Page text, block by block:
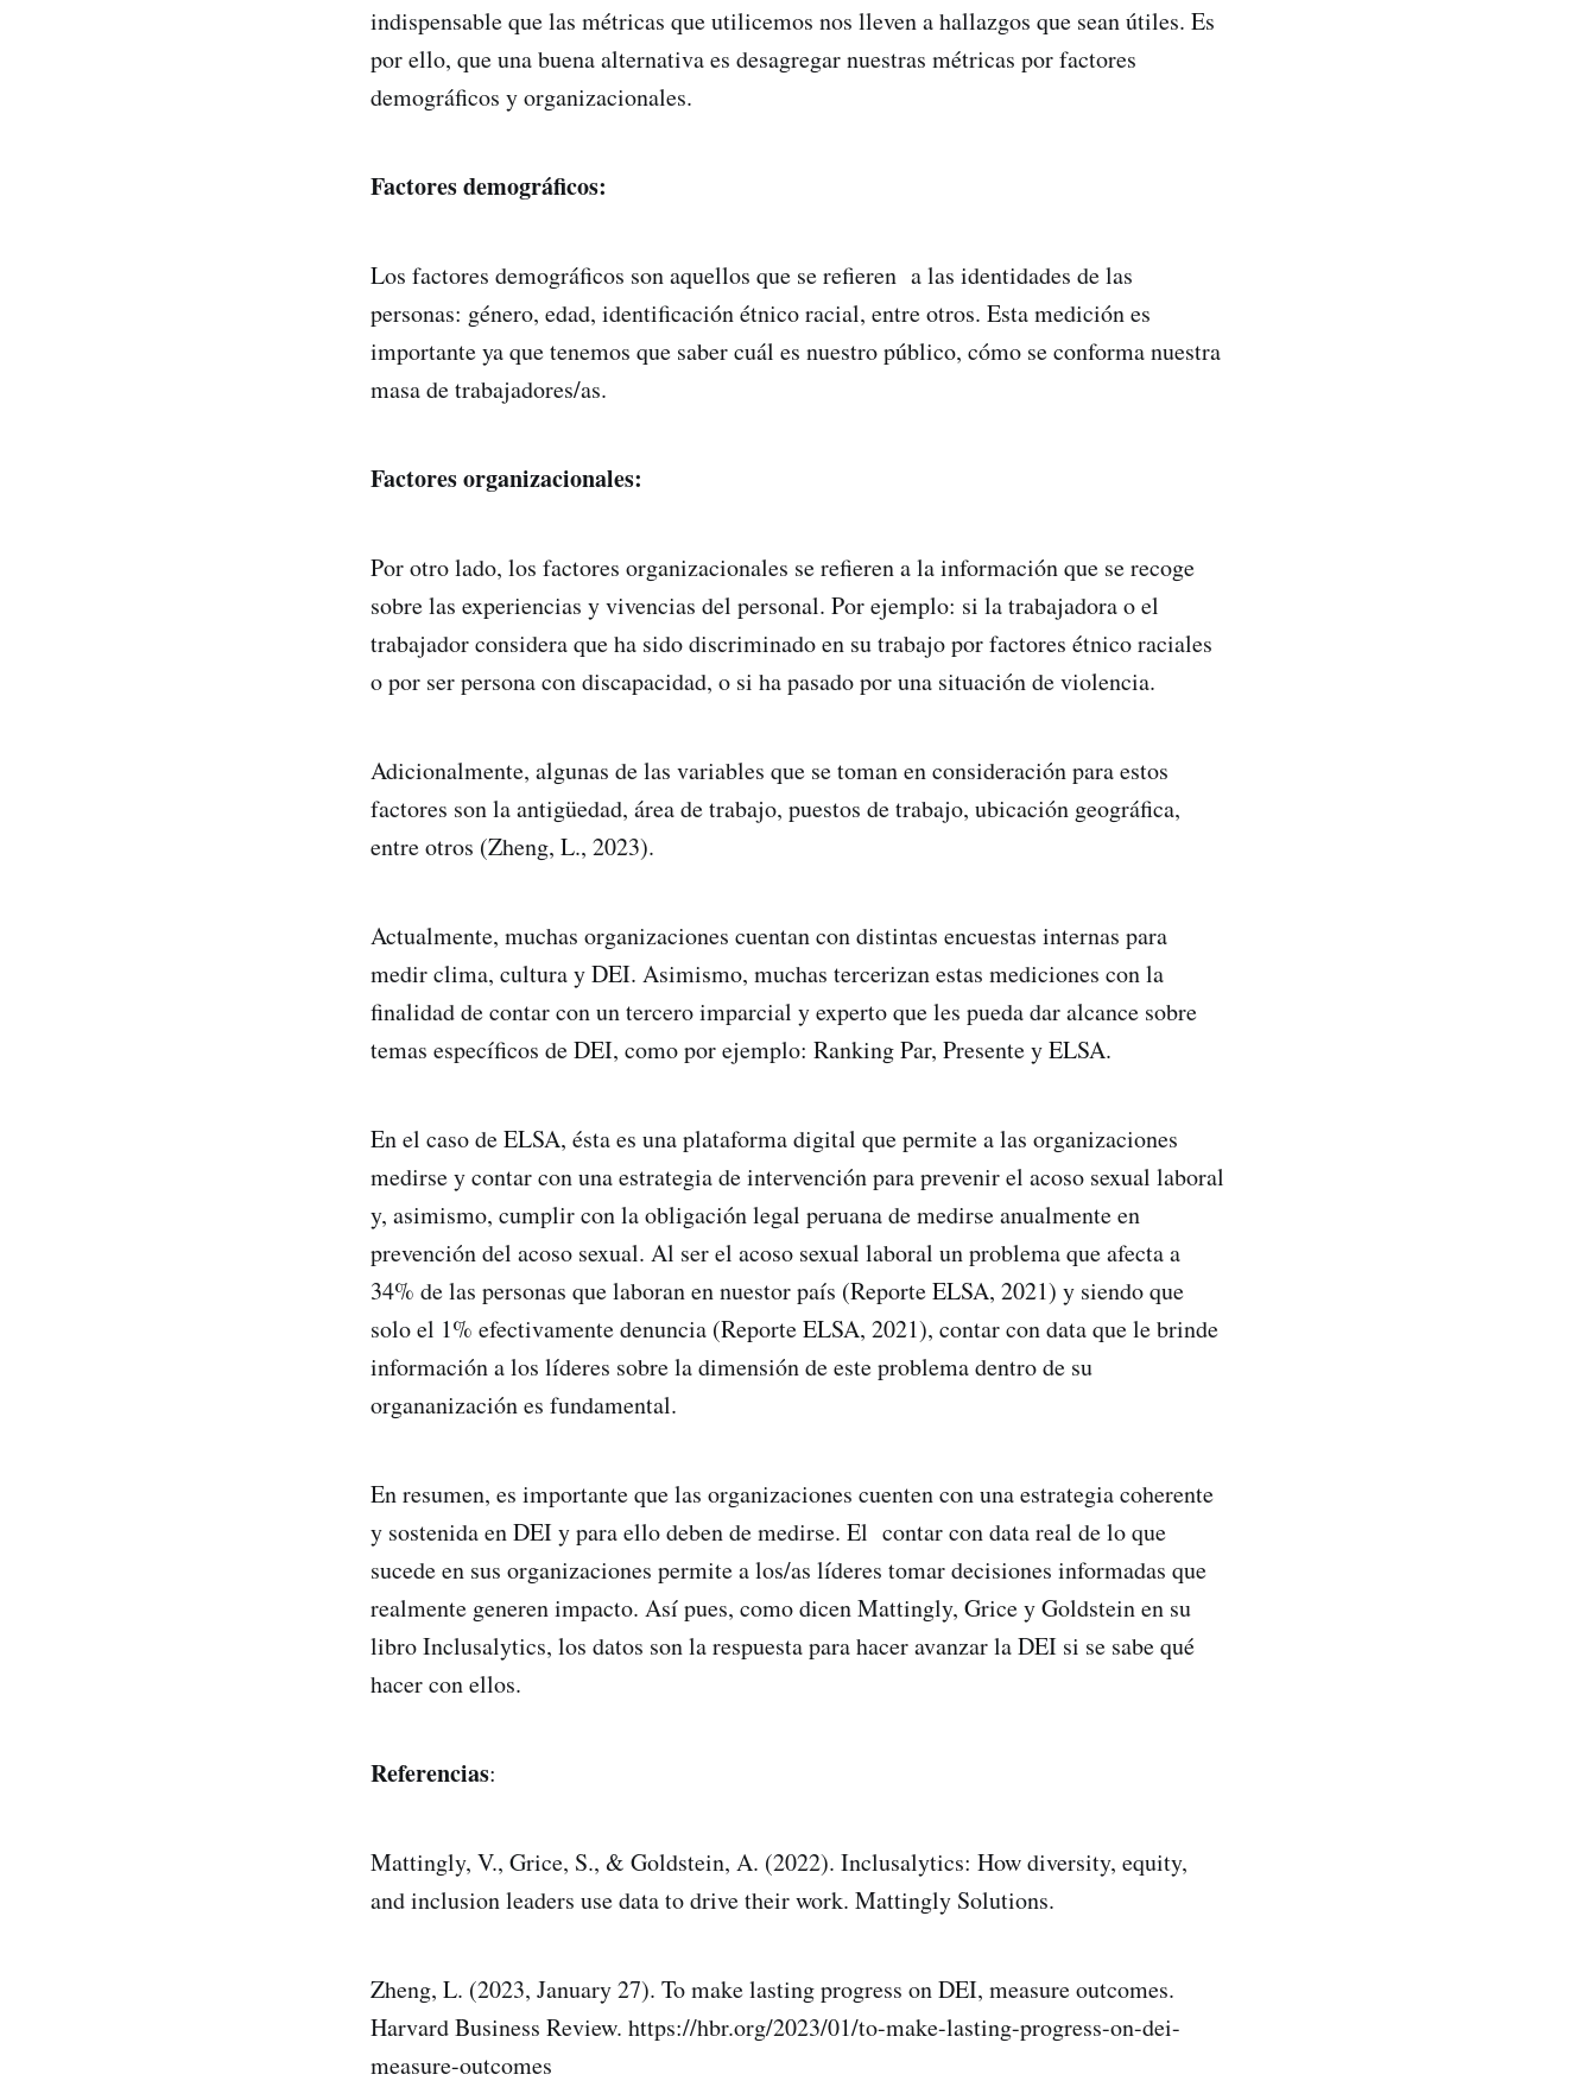
indispensable que las métricas que utilicemos nos lleven a hallazgos que sean útiles. Es
por ello, que una buena alternativa es desagregar nuestras métricas por factores
demográficos y organizacionales.
Factores demográficos:
Los factores demográficos son aquellos que se refieren a las identidades de las
personas: género, edad, identificación étnico racial, entre otros. Esta medición es
importante ya que tenemos que saber cuál es nuestro público, cómo se conforma nuestra
masa de trabajadores/as.
Factores organizacionales:
Por otro lado, los factores organizacionales se refieren a la información que se recoge
sobre las experiencias y vivencias del personal. Por ejemplo: si la trabajadora o el
trabajador considera que ha sido discriminado en su trabajo por factores étnico raciales
o por ser persona con discapacidad, o si ha pasado por una situación de violencia.
Adicionalmente, algunas de las variables que se toman en consideración para estos
factores son la antigüedad, área de trabajo, puestos de trabajo, ubicación geográfica,
entre otros (Zheng, L., 2023).
Actualmente, muchas organizaciones cuentan con distintas encuestas internas para
medir clima, cultura y DEI. Asimismo, muchas tercerizan estas mediciones con la
finalidad de contar con un tercero imparcial y experto que les pueda dar alcance sobre
temas específicos de DEI, como por ejemplo: Ranking Par, Presente y ELSA.
En el caso de ELSA, ésta es una plataforma digital que permite a las organizaciones
medirse y contar con una estrategia de intervención para prevenir el acoso sexual laboral
y, asimismo, cumplir con la obligación legal peruana de medirse anualmente en
prevención del acoso sexual. Al ser el acoso sexual laboral un problema que afecta a
34% de las personas que laboran en nuestor país (Reporte ELSA, 2021) y siendo que
solo el 1% efectivamente denuncia (Reporte ELSA, 2021), contar con data que le brinde
información a los líderes sobre la dimensión de este problema dentro de su
organanización es fundamental.
En resumen, es importante que las organizaciones cuenten con una estrategia coherente
y sostenida en DEI y para ello deben de medirse. El contar con data real de lo que
sucede en sus organizaciones permite a los/as líderes tomar decisiones informadas que
realmente generen impacto. Así pues, como dicen Mattingly, Grice y Goldstein en su
libro Inclusalytics, los datos son la respuesta para hacer avanzar la DEI si se sabe qué
hacer con ellos.
Referencias:
Mattingly, V., Grice, S., & Goldstein, A. (2022). Inclusalytics: How diversity, equity,
and inclusion leaders use data to drive their work. Mattingly Solutions.
Zheng, L. (2023, January 27). To make lasting progress on DEI, measure outcomes.
Harvard Business Review. https://hbr.org/2023/01/to-make-lasting-progress-on-dei-
measure-outcomes